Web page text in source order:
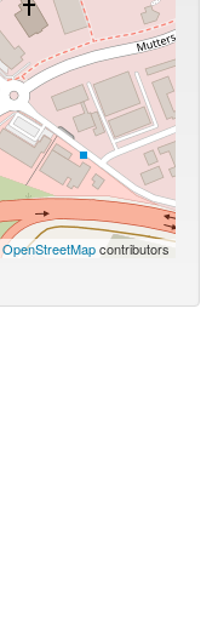
OpenStreetMapcontributors